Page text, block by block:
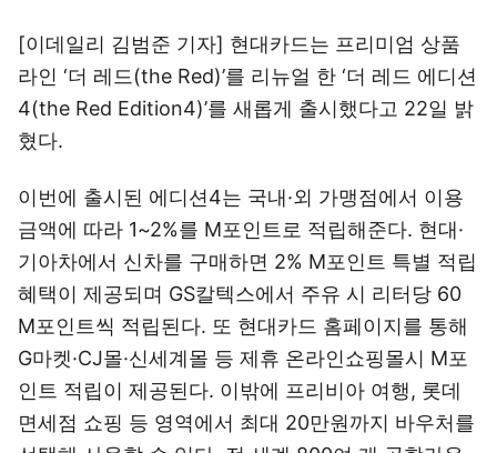
[이데일리 김범준 기자] 현대카드는 프리미엄 상품
라인 ‘더 레드(the Red)’를 리뉴얼 한 ‘더 레드 에디션
4(the Red Edition4)’를 새롭게 출시했다고 22일 밝
혔다.
이번에 출시된 에디션4는 국내·외 가맹점에서 이용
금액에 따라 1~2%를 M포인트로 적립해준다. 현대·
기아차에서 신차를 구매하면 2% M포인트 특별 적립
혜택이 제공되며 GS칼텍스에서 주유 시 리터당 60
M포인트씩 적립된다. 또 현대카드 홈페이지를 통해
G마켓·CJ몰·신세계몰 등 제휴 온라인쇼핑몰시 M포
인트 적립이 제공된다. 이밖에 프리비아 여행, 롯데
면세점 쇼핑 등 영역에서 최대 20만원까지 바우처를